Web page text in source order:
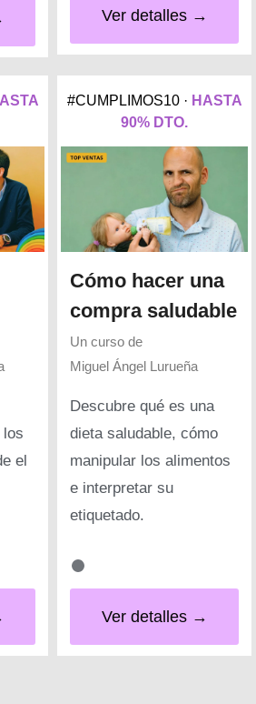
Ver detalles →
los
el
#CUMPLIMOS10 · HASTA
90% DTO.
Cómo hacer una
compra saludable
Un curso de
Miguel Ángel Lurueña
Descubre qué es una
dieta saludable, cómo
manipular los alimentos
e interpretar su
etiquetado.
Ver detalles →